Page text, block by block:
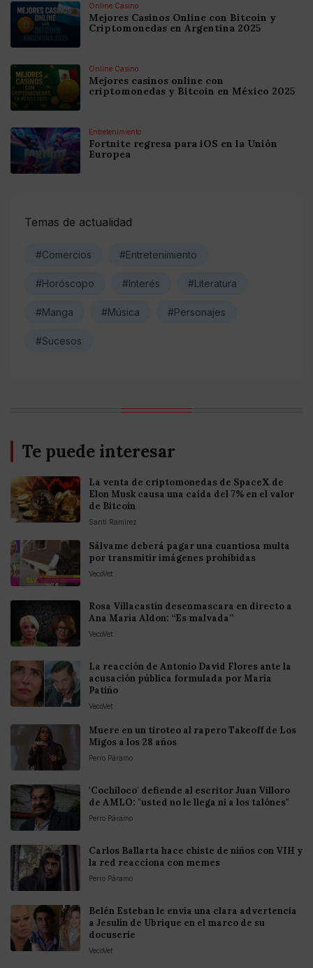
Online Casino
Mejores Casinos Online con Bitcoin y
Criptomonedas en Argentina 2025
Online Casino
Mejores casinos online con
criptomonedas y Bitcoin en México 2025
Entretenimiento
Fortnite regresa para iOS en la Unión
Europea
Temas de actualidad
#Comercios #Entretenimiento
#Horóscopo #Interés #Literatura
#Manga #Música #Personajes
#Sucesos
Te puede interesar
La venta de criptomonedas de SpaceX de
Elon Musk causa una caída del 7% en el valor
de Bitcoin
Santi Ramirez
Sálvame deberá pagar una cuantiosa multa
por transmitir imágenes prohibidas
VecoVet
Rosa Villacastín desenmascara en directo a
Ana María Aldon: “Es malvada”
VecoVet
La reacción de Antonio David Flores ante la
acusación pública formulada por María
Patiño
VecoVet
Muere en un tiroteo al rapero Takeoff de Los
Migos a los 28 años
Perro Páramo
'Cochiloco' defiende al escritor Juan Villoro
de AMLO: "usted no le llega ni a los talónes"
Perro Páramo
Carlos Ballarta hace chiste de niños con VIH y
la red reacciona con memes
Perro Páramo
Belén Esteban le envía una clara advertencia
a Jesulín de Ubrique en el marco de su
docuserie
VecoVet